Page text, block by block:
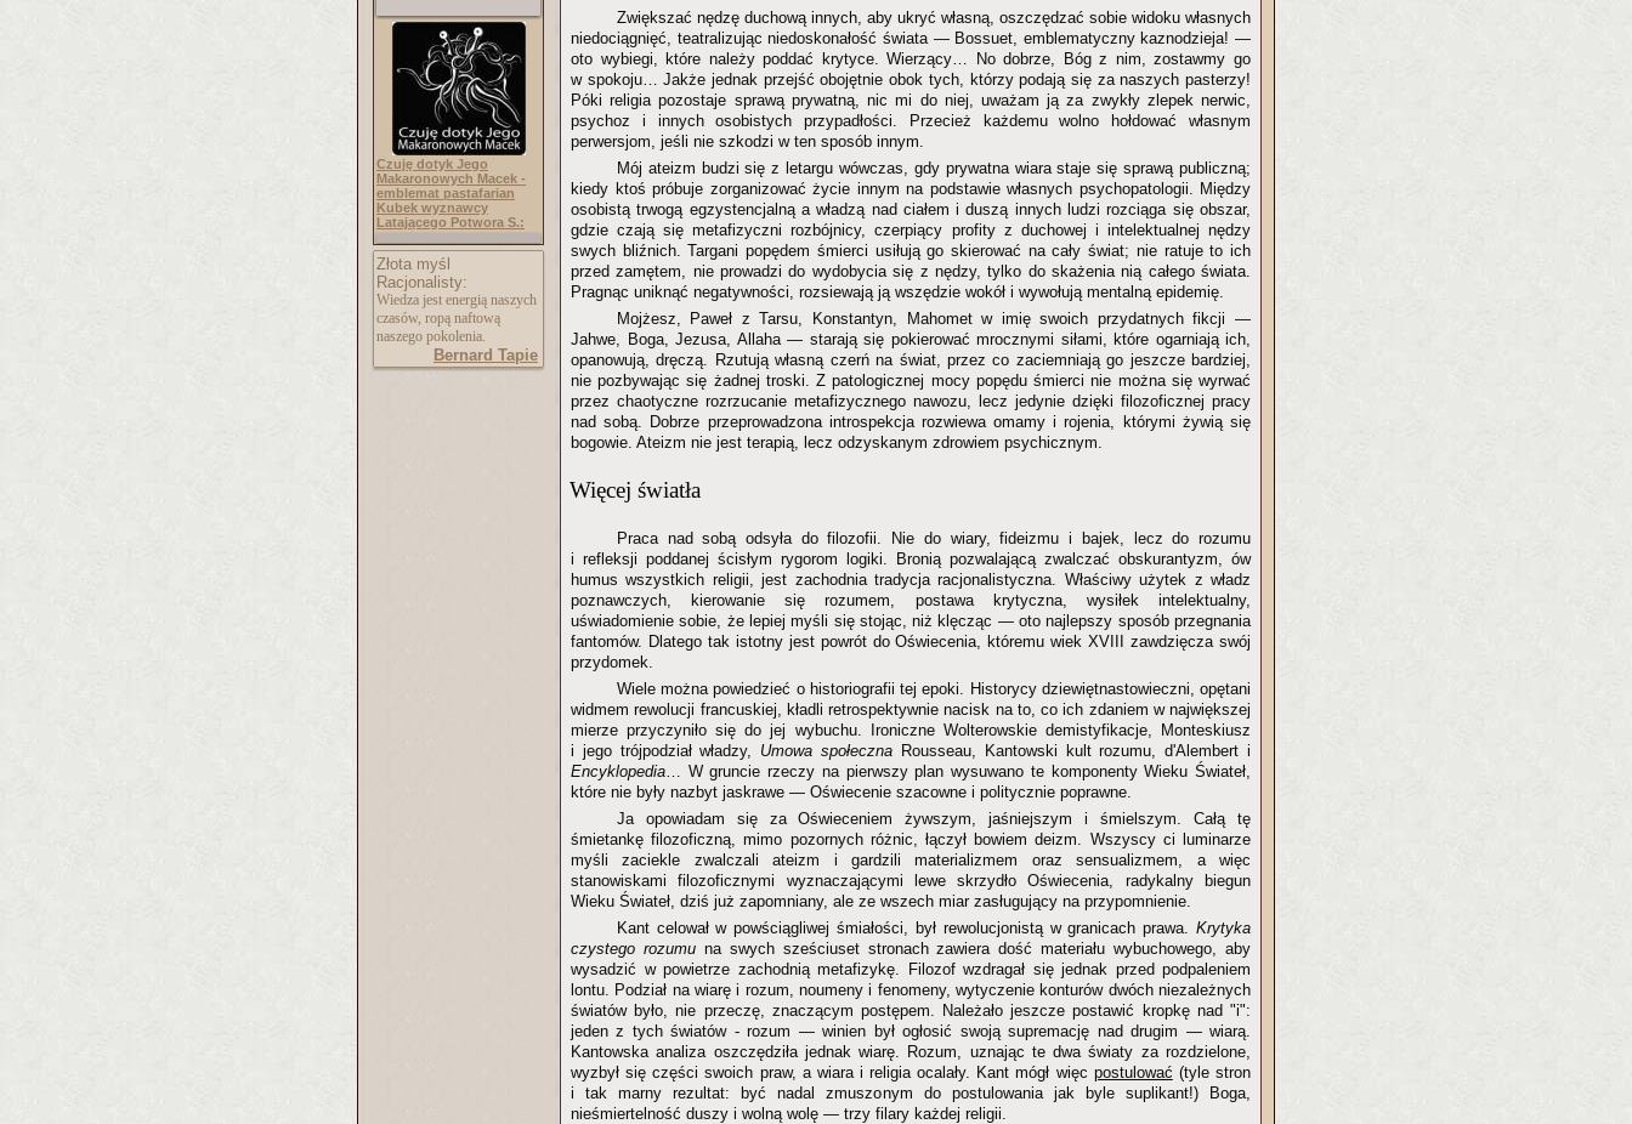
Czuję dotyk Jego
Makaronowych Macek -
emblemat pastafarian
Kubek wyznawcy
Latającego Potwora S.:
Złota myśl
Racjonalisty:
Wiedza jest energią naszych
czasów, ropą naftową
naszego pokolenia.
Bernard Tapie
Zwiększać nędzę duchową innych, aby ukryć własną, oszczędzać sobie widoku własnych
niedociągnięć, teatralizując niedoskonałość świata — Bossuet, emblematyczny kaznodzieja! —
oto wybiegi, które należy poddać krytyce. Wierzący… No dobrze, Bóg z nim, zostawmy go
w spokoju… Jakże jednak przejść obojętnie obok tych, którzy podają się za naszych pasterzy!
Póki religia pozostaje sprawą prywatną, nic mi do niej, uważam ją za zwykły zlepek nerwic,
psychoz i innych osobistych przypadłości. Przecież każdemu wolno hołdować własnym
perwersjom, jeśli nie szkodzi w ten sposób innym.
Mój ateizm budzi się z letargu wówczas, gdy prywatna wiara staje się sprawą publiczną;
kiedy ktoś próbuje zorganizować życie innym na podstawie własnych psychopatologii. Między
osobistą trwogą egzystencjalną a władzą nad ciałem i duszą innych ludzi rozciąga się obszar,
gdzie czają się metafizyczni rozbójnicy, czerpiący profity z duchowej i intelektualnej nędzy
swych bliźnich. Targani popędem śmierci usiłują go skierować na cały świat; nie ratuje to ich
przed zamętem, nie prowadzi do wydobycia się z nędzy, tylko do skażenia nią całego świata.
Pragnąc uniknąć negatywności, rozsiewają ją wszędzie wokół i wywołują mentalną epidemię.
Mojżesz, Paweł z Tarsu, Konstantyn, Mahomet w imię swoich przydatnych fikcji —
Jahwe, Boga, Jezusa, Allaha — starają się pokierować mrocznymi siłami, które ogarniają ich,
opanowują, dręczą. Rzutują własną czerń na świat, przez co zaciemniają go jeszcze bardziej,
nie pozbywając się żadnej troski. Z patologicznej mocy popędu śmierci nie można się wyrwać
przez chaotyczne rozrzucanie metafizycznego nawozu, lecz jedynie dzięki filozoficznej pracy
nad sobą. Dobrze przeprowadzona introspekcja rozwiewa omamy i rojenia, którymi żywią się
bogowie. Ateizm nie jest terapią, lecz odzyskanym zdrowiem psychicznym.
Więcej światła
Praca nad sobą odsyła do filozofii. Nie do wiary, fideizmu i bajek, lecz do rozumu
i refleksji poddanej ścisłym rygorom logiki. Bronią pozwalającą zwalczać obskurantyzm, ów
humus wszystkich religii, jest zachodnia tradycja racjonalistyczna. Właściwy użytek z władz
poznawczych, kierowanie się rozumem, postawa krytyczna, wysiłek intelektualny,
uświadomienie sobie, że lepiej myśli się stojąc, niż klęcząc — oto najlepszy sposób przegnania
fantomów. Dlatego tak istotny jest powrót do Oświecenia, któremu wiek XVIII zawdzięcza swój
przydomek.
Wiele można powiedzieć o historiografii tej epoki. Historycy dziewiętnastowieczni, opętani
widmem rewolucji francuskiej, kładli retrospektywnie nacisk na to, co ich zdaniem w największej
mierze przyczyniło się do jej wybuchu. Ironiczne Wolterowskie demistyfikacje, Monteskiusz
i jego trójpodział władzy, Umowa społeczna Rousseau, Kantowski kult rozumu, d'Alembert i
Encyklopedia … W gruncie rzeczy na pierwszy plan wysuwano te komponenty Wieku Świateł,
które nie były nazbyt jaskrawe — Oświecenie szacowne i politycznie poprawne.
Ja opowiadam się za Oświeceniem żywszym, jaśniejszym i śmielszym. Całą tę
śmietankę filozoficzną, mimo pozornych różnic, łączył bowiem deizm. Wszyscy ci luminarze
myśli zaciekle zwalczali ateizm i gardzili materializmem oraz sensualizmem, a więc
stanowiskami filozoficznymi wyznaczającymi lewe skrzydło Oświecenia, radykalny biegun
Wieku Świateł, dziś już zapomniany, ale ze wszech miar zasługujący na przypomnienie.
Kant celował w powściągliwej śmiałości, był rewolucjonistą w granicach prawa. Krytyka
czystego rozumu na swych sześciuset stronach zawiera dość materiału wybuchowego, aby
wysadzić w powietrze zachodnią metafizykę. Filozof wzdragał się jednak przed podpaleniem
lontu. Podział na wiarę i rozum, noumeny i fenomeny, wytyczenie konturów dwóch niezależnych
światów było, nie przeczę, znaczącym postępem. Należało jeszcze postawić kropkę nad "i":
jeden z tych światów - rozum — winien był ogłosić swoją supremację nad drugim — wiarą.
Kantowska analiza oszczędziła jednak wiarę. Rozum, uznając te dwa światy za rozdzielone,
wyzbył się części swoich praw, a wiara i religia ocalały. Kant mógł więc postulować (tyle stron
i tak marny rezultat: być nadal zmuszonym do postulowania jak byle suplikant!) Boga,
nieśmiertelność duszy i wolną wolę — trzy filary każdej religii.